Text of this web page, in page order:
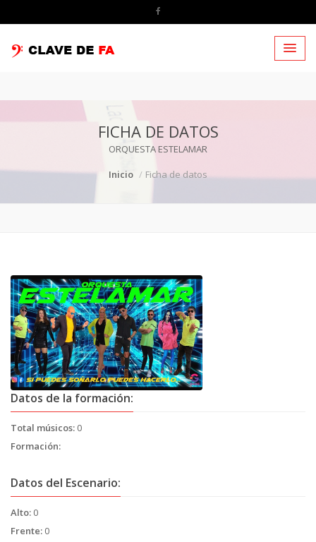
FICHA DE DATOS
ORQUESTA ESTELAMAR
Inicio
Ficha de datos
Datos de la formación:
Total músicos: 0
Formación:
Datos del Escenario:
Alto: 0
Frente: 0